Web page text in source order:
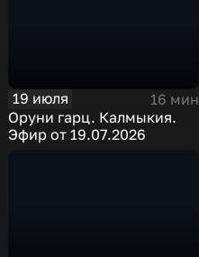
19 июля
16 мин
Оруни гарц. Калмыкия.
Эфир от 19.07.2026